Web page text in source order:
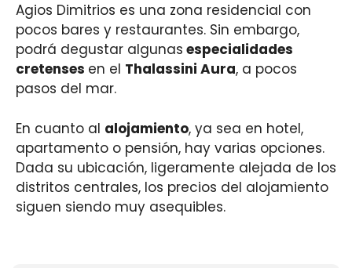
Agios Dimitrios es una zona residencial con
pocos bares y restaurantes. Sin embargo,
podrá degustar algunas especialidades
cretenses en el Thalassini Aura, a pocos
pasos del mar.
En cuanto al alojamiento, ya sea en hotel,
apartamento o pensión, hay varias opciones.
Dada su ubicación, ligeramente alejada de los
distritos centrales, los precios del alojamiento
siguen siendo muy asequibles.